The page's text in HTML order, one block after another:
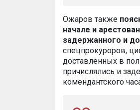
Ожаров также
начале и
задержанного и
спецпрокуроров,
дос­тавленных в
причислялись и
комендантского